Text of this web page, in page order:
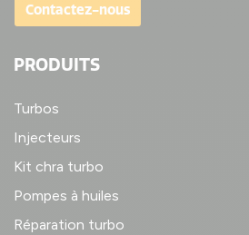
Contactez-nous
PRODUITS
Turbos
Injecteurs
Kit chra turbo
Pompes à huiles
Réparation turbo